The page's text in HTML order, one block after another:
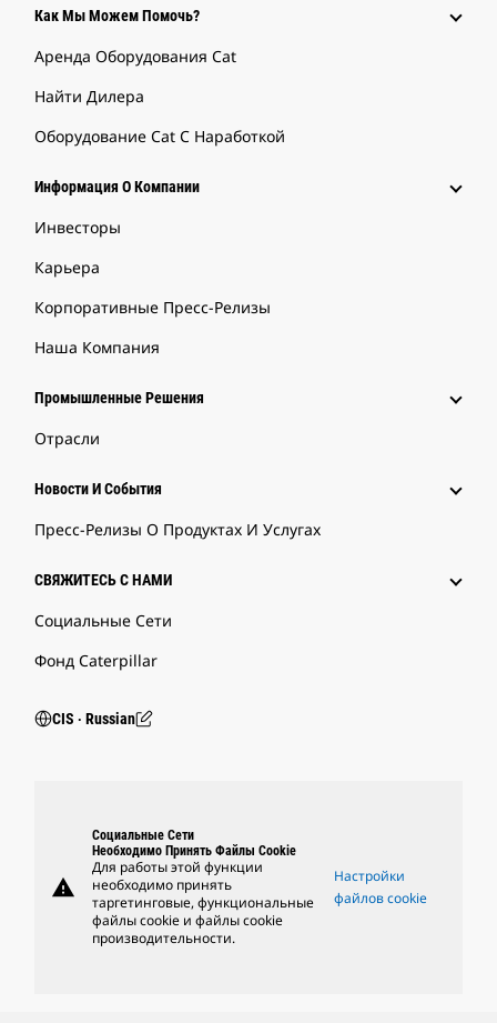
Как Мы Можем Помочь?
Аренда Оборудования Cat
Найти Дилера
Оборудование Cat С Наработкой
Информация О Компании
Инвесторы
Карьера
Корпоративные Пресс-Релизы
Наша Компания
Промышленные Решения
Отрасли
Новости И События
Пресс-Релизы О Продуктах И Услугах
СВЯЖИТЕСЬ С НАМИ
Социальные Сети
Фонд Caterpillar
CIS ‧ Russian
warning
Социальные Сети
Необходимо Принять Файлы Cookie
Для работы этой функции
необходимо принять
таргетинговые, функциональные
файлы cookie и файлы cookie
производительности.
Настройки
файлов cookie